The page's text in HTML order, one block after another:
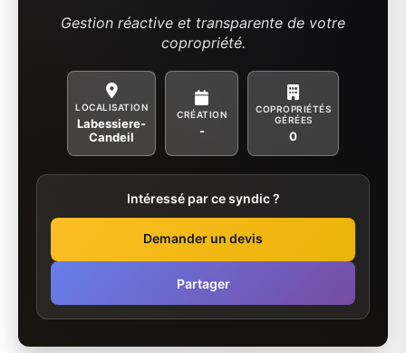
Gestion réactive et transparente de votre
copropriété.
LOCALISATION
Labessiere-
Candeil
CRÉATION
-
COPROPRIÉTÉS
GÉRÉES
0
Intéressé par ce syndic ?
Demander un devis
Partager